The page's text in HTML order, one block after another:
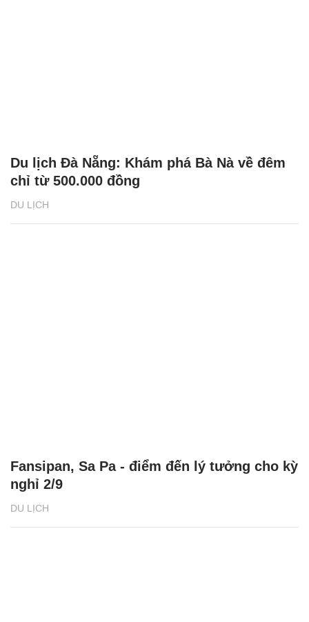
DU LỊCH
Du lịch Đà Nẵng: Khám phá Bà Nà về đêm
chỉ từ 500.000 đồng
DU LỊCH
Fansipan, Sa Pa - điểm đến lý tưởng cho kỳ
nghỉ 2/9